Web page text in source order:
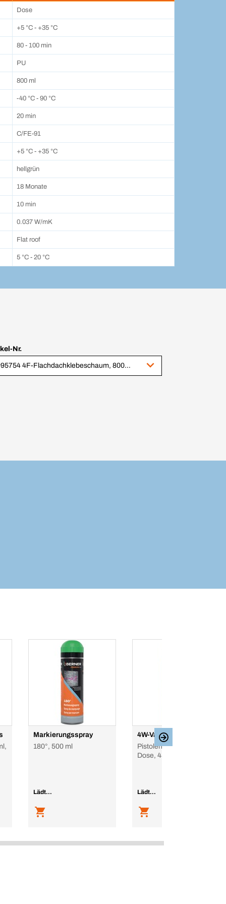
Dose
+5 °C - +35 °C
80 - 100 min
PU
800 ml
-40 °C - 90 °C
20 min
C/FE-91
+5 °C - +35 °C
hellgrün
18 Monate
10 min
0.037 W/mK
Flat roof
5 °C - 20 °C
Nr.
9095754 4F-Flachdachklebeschaum, 800 ml
Markierungsspray
180°, 500 ml
Lädt...
4W-Vario-Schaum
Pistolenschaum, 750 ml,
Dose, 48 l
Lädt...